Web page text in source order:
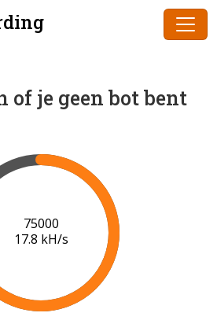
of je geen bot bent
77000
17.9 kH/s